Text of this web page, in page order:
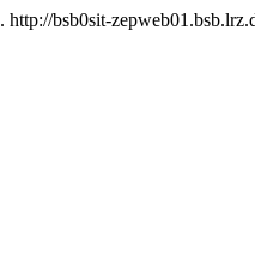
http://bsb0sit-